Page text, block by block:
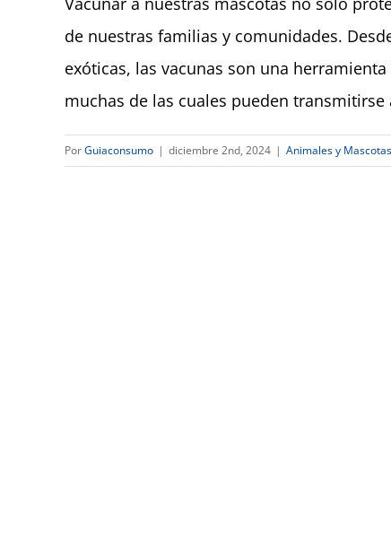
de nuestras familias y comunidades.
exóticas, las vacunas son una
muchas de las cuales pueden
PorGuiaconsumo | diciembre 2nd, 2024 | Animales y Mascotas